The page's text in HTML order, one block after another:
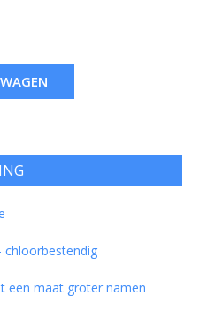
chloorbestendig
een maat groter namen